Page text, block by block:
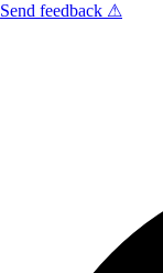
Send feedback ⚠